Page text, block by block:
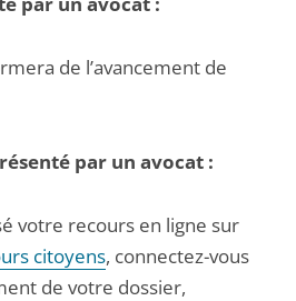
de l’avancement de
par un avocat :
votre recours en ligne sur
citoyens, connectez-vous
de votre dossier,